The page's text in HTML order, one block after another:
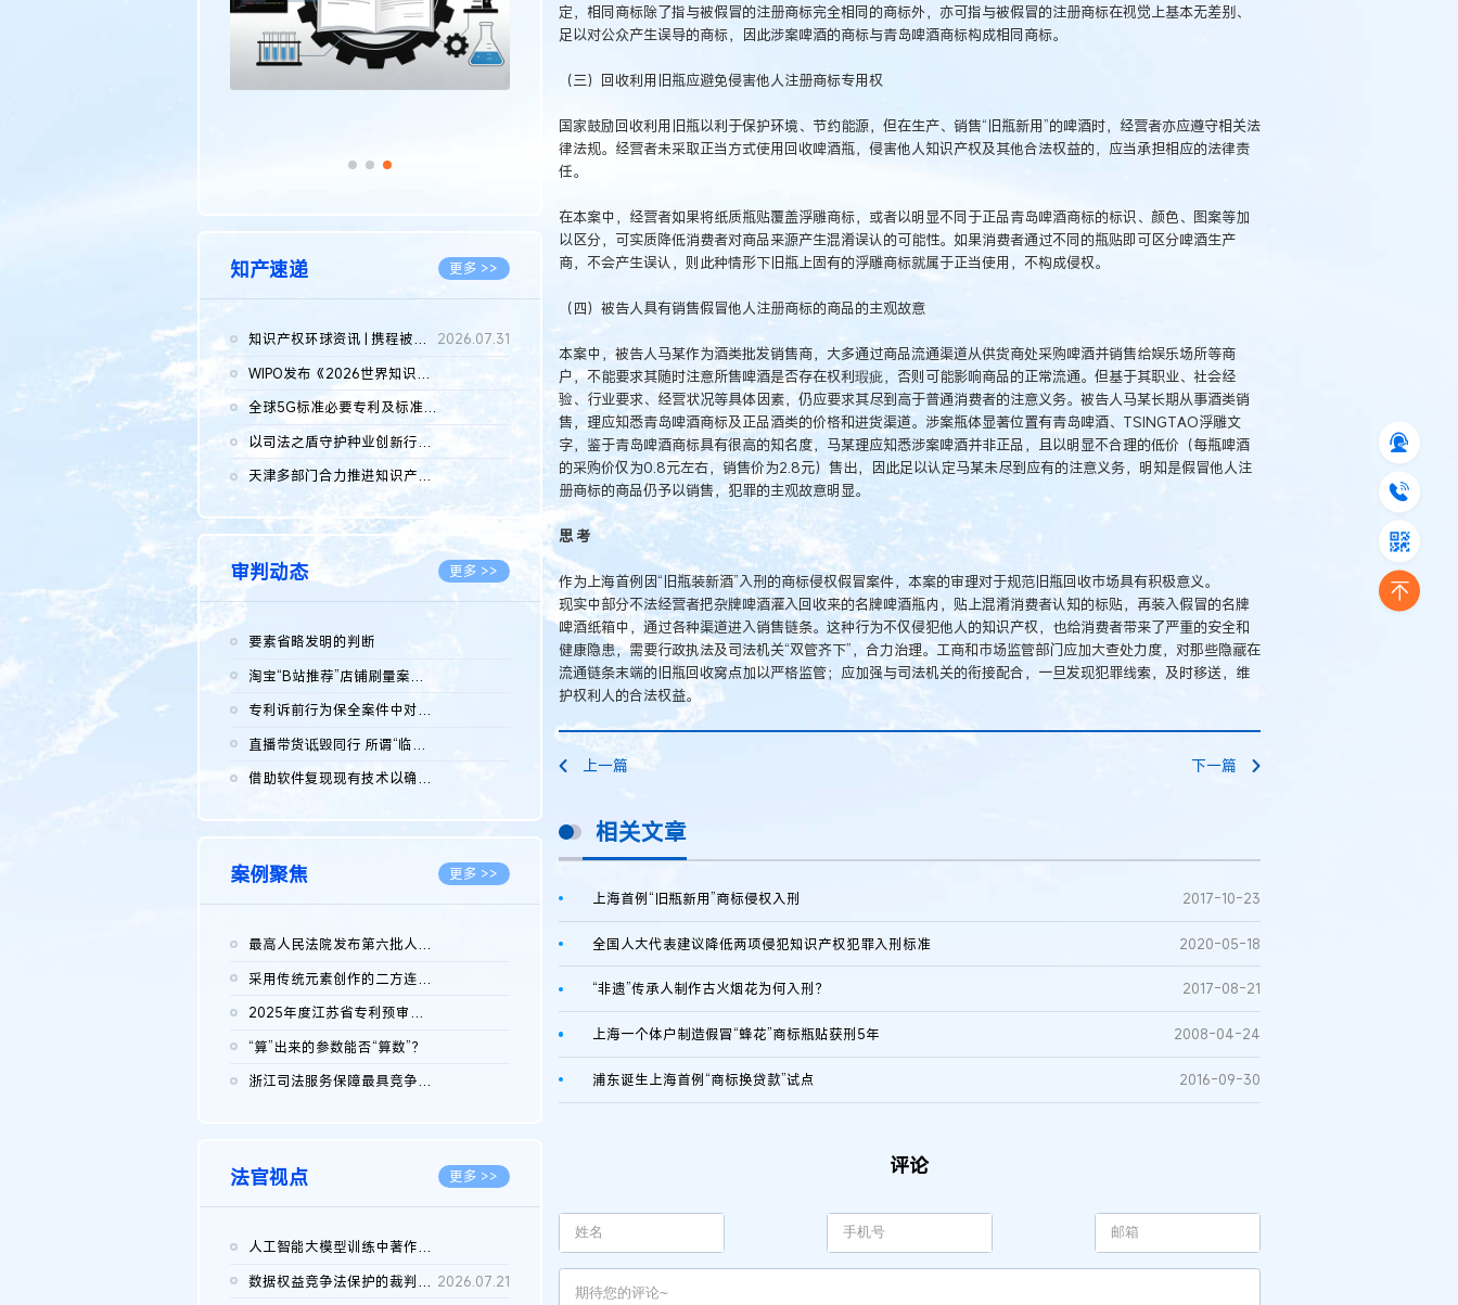
知产速递 更多 >>
知识产权环球资讯 | 携程被市监总局罚51.79亿；瑞幸泰国商标案上...
2026.07.31
WIPO发布《2026世界知识产权报告》 含报告全文
全球5G标准必要专利及标准提案研究报告（2026年）全文发布
以司法之盾守护种业创新行稳致远
2026.08.05
天津多部门合力推进知识产权保护工作
2026.08.05
审判动态 更多 >>
要素省略发明的判断
淘宝“B站推荐”店铺刷量案维持原判，两被告连带赔偿150万元
专利诉前行为保全案件中对仿制药申请人曾作出三类声明的考量及违...
直播带货诋毁同行 所谓“临场发挥”不免责
借助软件复现现有技术以确认相关参数特征是否被公开
案例聚焦 更多 >>
最高人民法院发布第六批人民法院种业知识产权司法保护典型案例 含...
采用传统元素创作的二方连续装饰图案作品的独创性及侵权对比认定
2025年度江苏省专利预审典型案例
“算”出来的参数能否“算数”？
浙江司法服务保障最具竞争力营商环境建设典型案例（第二批）含侵...
法官视点 更多 >>
人工智能大模型训练中著作权的合理使用
2026.07.28
数据权益竞争法保护的裁判路径构建 2026.07.21
定，相同商标除了指与被假冒的注册商标完全相同的商标外，亦可指与被假冒的注册商标在视觉上基本无差别、
足以对公众产生误导的商标，因此涉案啤酒的商标与青岛啤酒商标构成相同商标。
（三）回收利用旧瓶应避免侵害他人注册商标专用权
国家鼓励回收利用旧瓶以利于保护环境、节约能源，但在生产、销售“旧瓶新用”的啤酒时，经营者亦应遵守相关法
律法规。经营者未采取正当方式使用回收啤酒瓶，侵害他人知识产权及其他合法权益的，应当承担相应的法律责
任。
在本案中，经营者如果将纸质瓶贴覆盖浮雕商标，或者以明显不同于正品青岛啤酒商标的标识、颜色、图案等加
以区分，可实质降低消费者对商品来源产生混淆误认的可能性。如果消费者通过不同的瓶贴即可区分啤酒生产
商，不会产生误认，则此种情形下旧瓶上固有的浮雕商标就属于正当使用，不构成侵权。
（四）被告人具有销售假冒他人注册商标的商品的主观故意
本案中，被告人马某作为酒类批发销售商，大多通过商品流通渠道从供货商处采购啤酒并销售给娱乐场所等商
户，不能要求其随时注意所售啤酒是否存在权利瑕疵，否则可能影响商品的正常流通。但基于其职业、社会经
验、行业要求、经营状况等具体因素，仍应要求其尽到高于普通消费者的注意义务。被告人马某长期从事酒类销
售，理应知悉青岛啤酒商标及正品酒类的价格和进货渠道。涉案瓶体显著位置有青岛啤酒、TSINGTAO浮雕文
字，鉴于青岛啤酒商标具有很高的知名度，马某理应知悉涉案啤酒并非正品，且以明显不合理的低价（每瓶啤酒
的采购价仅为0.8元左右，销售价为2.8元）售出，因此足以认定马某未尽到应有的注意义务，明知是假冒他人注
册商标的商品仍予以销售，犯罪的主观故意明显。
思 考
作为上海首例因“旧瓶装新酒”入刑的商标侵权假冒案件，本案的审理对于规范旧瓶回收市场具有积极意义。
现实中部分不法经营者把杂牌啤酒灌入回收来的名牌啤酒瓶内，贴上混淆消费者认知的标贴，再装入假冒的名牌
啤酒纸箱中，通过各种渠道进入销售链条。这种行为不仅侵犯他人的知识产权，也给消费者带来了严重的安全和
健康隐患，需要行政执法及司法机关“双管齐下”，合力治理。工商和市场监管部门应加大查处力度，对那些隐藏在
流通链条末端的旧瓶回收窝点加以严格监管；应加强与司法机关的衔接配合，一旦发现犯罪线索，及时移送，维
护权利人的合法权益。
上一篇 下一篇
相关文章
上海首例“旧瓶新用”商标侵权入刑 2017-10-23
全国人大代表建议降低两项侵犯知识产权犯罪入刑标准 2020-05-18
“非遗”传承人制作古火烟花为何入刑？ 2017-08-21
上海一个体户制造假冒“蜂花”商标瓶贴获刑5年 2008-04-24
浦东诞生上海首例“商标换贷款”试点 2016-09-30
评论